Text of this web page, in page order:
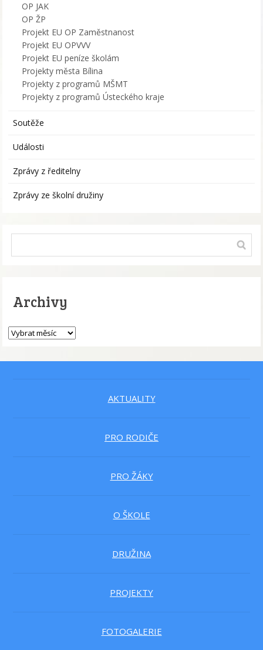
OP JAK
OP ŽP
Projekt EU OP Zaměstnanost
Projekt EU OPVVV
Projekt EU peníze školám
Projekty města Bílina
Projekty z programů MŠMT
Projekty z programů Ústeckého kraje
Soutěže
Události
Zprávy z ředitelny
Zprávy ze školní družiny
Archivy
AKTUALITY
PRO RODIČE
PRO ŽÁKY
O ŠKOLE
DRUŽINA
PROJEKTY
FOTOGALERIE